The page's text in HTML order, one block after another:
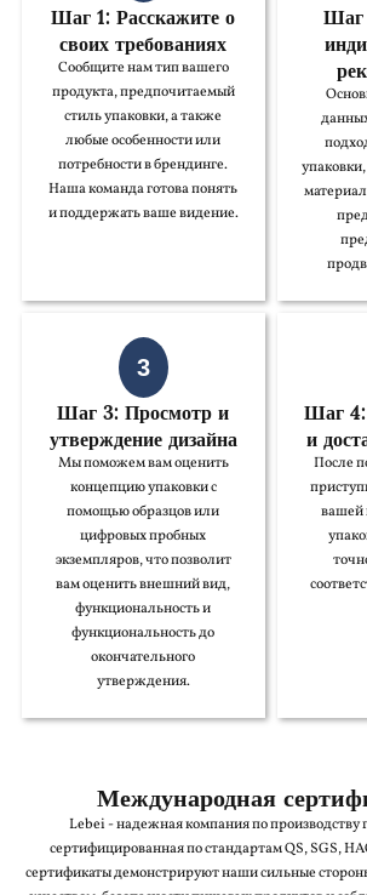
Шаг 1: Расскажите о
своих требованиях
Сообщите нам тип вашего
продукта, предпочитаемый
стиль упаковки, а также
любые особенности или
потребности в брендинге.
Наша команда готова понять
и поддержать ваше видение.
3
Шаг 3: Просмотр и
утверждение дизайна
Мы поможем вам оценить
концепцию упаковки с
помощью образцов или
цифровых пробных
экземпляров, что позволит
вам оценить внешний вид,
функциональность и
функциональность до
окончательного
утверждения.
Шаг
иПосле
вашей
Международная
Lebei - надежная компания по производству
сертифицированная по стандартам QS, SGS,
сертификаты демонстрируют наши сильные